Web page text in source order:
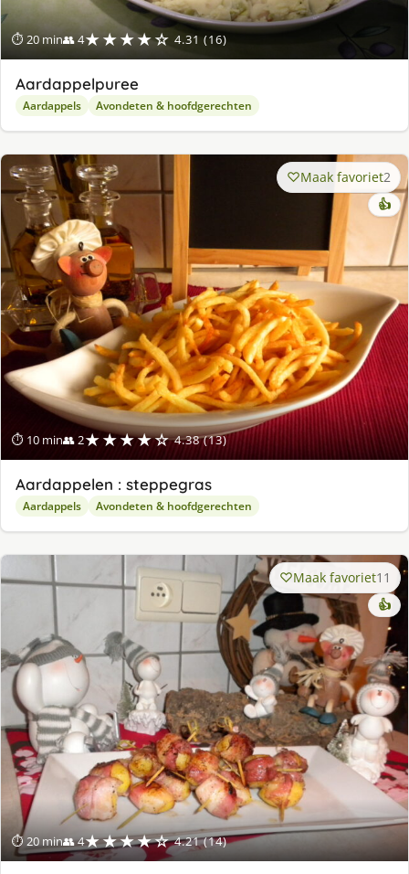
⏱ 20 min👥 4★★★★☆ 4.31 (16)
Aardappelpuree
Aardappels Avondeten & hoofdgerechten
⏱ 10 min👥 2★★★★☆ 4.38 (13)
Maak favoriet2
👍
Aardappelen : steppegras
Aardappels Avondeten & hoofdgerechten
⏱ 20 min👥 4★★★★☆ 4.21 (14)
Maak favoriet11
👍